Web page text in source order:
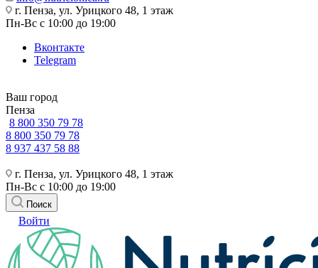
г. Пенза, ул. Урицкого 48, 1 этаж
Пн-Вс с 10:00 до 19:00
Вконтакте
Telegram
Ваш город
Пенза
8 800 350 79 78
8 800 350 79 78
8 937 437 58 88
г. Пенза, ул. Урицкого 48, 1 этаж
Пн-Вс с 10:00 до 19:00
Поиск
Войти